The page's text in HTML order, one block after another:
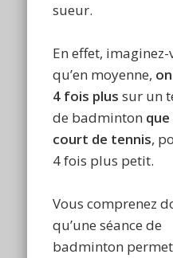
sueur.
En effet, imaginez-
qu’en moyenne,
4 fois plus sur un
de badminton
court de tennis,
4 fois plus petit.
Vous comprenez
qu’une séance de
badminton